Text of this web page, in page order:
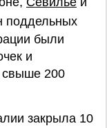
поддельных
были
и
свыше 200
закрыла 10